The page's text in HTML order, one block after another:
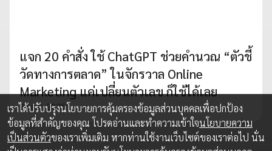
แจก 20 คำสั่ง ใช้ ChatGPT ช่วยคำนวณ “ตัวชี้
วัดทางการตลาด” ในจักรวาล Online
Marketing แค่เปลี่ยนตัวเลข ก็ใช้ได้เลย
22 ก.ย. 2025
เราได้ปรับปรุงนโยบายการคุ้มครองข้อมูลส่วนบุคคลเพื่อปกป้อง
ข้อมูลที่สำคัญของคุณ โปรดอ่านและทำความเข้าใจนโยบายความ
เป็นส่วนตัวของเราเพิ่มเติม หากท่านใช้งานเว็บไซต์ของเราต่อไป นั่น